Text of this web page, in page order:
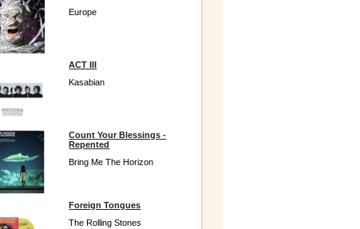
Europe
ACT III
Kasabian
Count Your Blessings -
Repented
Bring Me The Horizon
Foreign Tongues
The Rolling Stones